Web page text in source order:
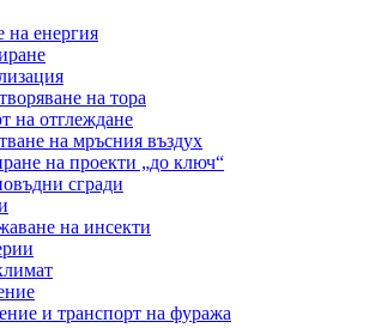
на енергия
на тора
на отглеждане
на мръсния въздух
на проекти „до ключ“
сгради
на инсекти
и транспорт на фуража